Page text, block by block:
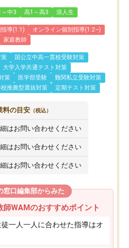
～中3 高1～高3 浪人生
導(1:1)
オンライン個別指導(1:2~)
家庭教師
国公立中高一貫校受験対策
大学入学共通テスト対策
策
医学部受験
難関私立受験対策
推薦型選抜対策
定期テスト対策
料の目安 （税込）
はお問い合わせください
はお問い合わせください
はお問い合わせください
窓口編集部からみた
師WAMのおすすめポイント
一人一人に合わせた指導はオ